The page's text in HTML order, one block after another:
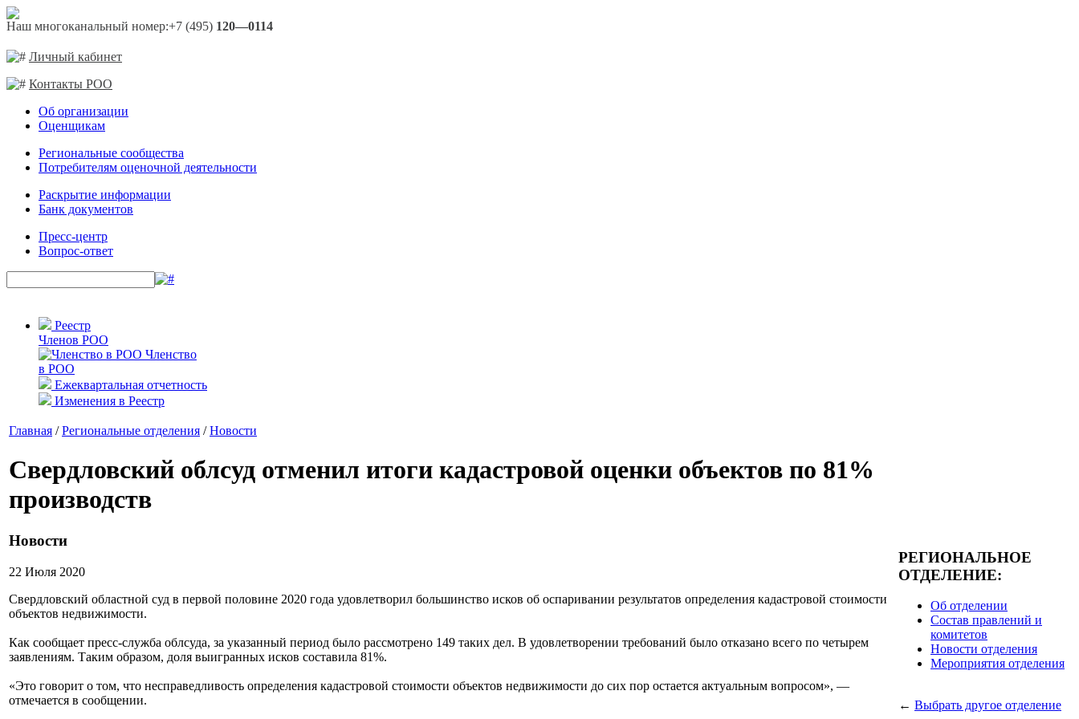
Наш многоканальный номер:+7 (495) 120—0114
Личный кабинет
Контакты РОО
Об организации
Оценщикам
Региональные сообщества
Потребителям оценочной деятельности
Раскрытие информации
Банк документов
Пресс-центр
Вопрос-ответ
Реестр
Членов РОО
Членство
в РОО
Ежеквартальная отчетность
Изменения в Реестр
Главная /Региональные отделения /Новости
Свердловский облсуд отменил итоги кадастровой оценки объектов по 81%
производств
Новости
22 Июля 2020
Свердловский областной суд в первой половине 2020 года удовлетворил большинство исков об оспаривании результатов определения кадастровой стоимости
объектов недвижимости.
Как сообщает пресс-служба облсуда, за указанный период было рассмотрено 149 таких дел. В удовлетворении требований было отказано всего по четырем
заявлениям. Таким образом, доля выигранных исков составила 81%.
«Это говорит о том, что несправедливость определения кадастровой стоимости объектов недвижимости до сих пор остается актуальным вопросом», —
отмечается в сообщении.
РЕГИОНАЛЬНОЕ
ОТДЕЛЕНИЕ:
Об отделении
Состав правлений и
комитетов
Новости отделения
Мероприятия отделения
← Выбрать другое отделение